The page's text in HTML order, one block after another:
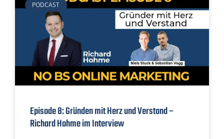
PODCAST
Episode 8: Gründen mit Herz und Verstand –
Richard Hohme im Interview